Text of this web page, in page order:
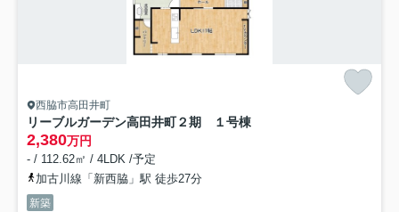
西脇市高田井町
リーブルガーデン高田井町２期 １号棟
2,380万円
- / 112.62㎡ / 4LDK /予定
加古川線「新西脇」駅 徒歩27分
新築